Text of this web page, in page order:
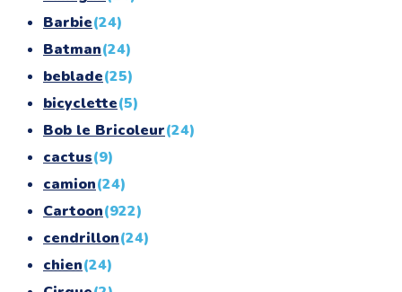
Barbie(24)
Batman(24)
beblade(25)
bicyclette(5)
Bob le Bricoleur(24)
cactus(9)
camion(24)
Cartoon(922)
cendrillon(24)
chien(24)